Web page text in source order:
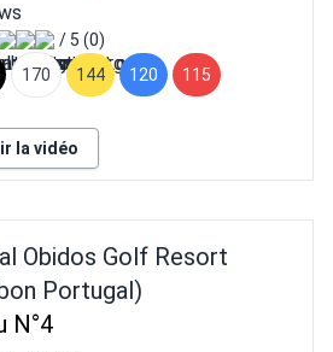
/ 5 (0)
170 144 120 115
la vidéo
Obidos Golf Resort
Portugal)
N°4